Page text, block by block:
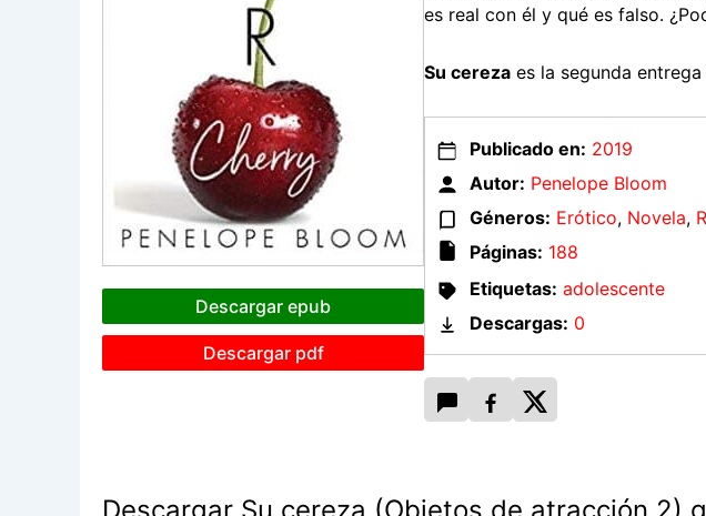
Descargar epub
Descargar pdf
es real con él y qué es falso.
Su cereza es la segunda
Publicado en: 2019
Autor: Penelope Bloom
Géneros: Erótico, Novela,
Páginas: 188
Etiquetas: adolescente
Descargas: 0